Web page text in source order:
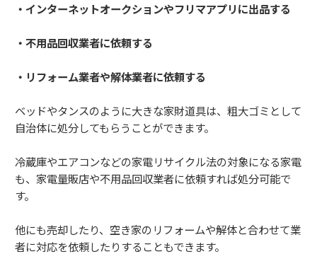
・インターネットオークションやフリマアプリに出品する
・不用品回収業者に依頼する
・リフォーム業者や解体業者に依頼する
ベッドやタンスのように大きな家財道具は、粗大ゴミとして
自治体に処分してもらうことができます。
冷蔵庫やエアコンなどの家電リサイクル法の対象になる家電
も、家電量販店や不用品回収業者に依頼すれば処分可能で
す。
他にも売却したり、空き家のリフォームや解体と合わせて業
者に対応を依頼したりすることもできます。